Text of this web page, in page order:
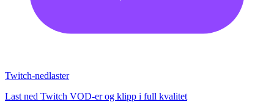
Twitch-nedlaster
Last ned Twitch VOD-er og klipp i full kvalitet